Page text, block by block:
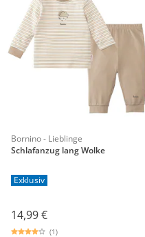
Bornino - Lieblinge
Schlafanzug lang Wolke
Exklusiv
14,99 €
(1)